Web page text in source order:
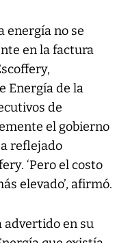
energía no se
en la factura
Energía de la
de
el gobierno
reflejado
‘Pero el costo
elevado’, afirmó.
advertido en su